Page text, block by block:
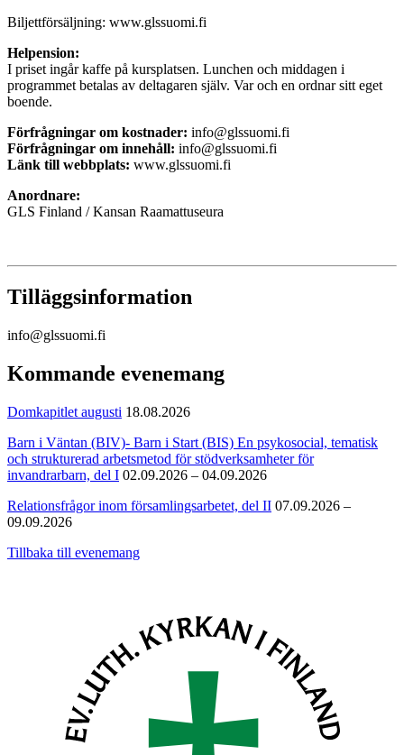
Biljettförsäljning: www.glssuomi.fi
Helpension:
I priset ingår kaffe på kursplatsen. Lunchen och middagen i
programmet betalas av deltagaren själv. Var och en ordnar sitt eget
boende.
Förfrågningar om kostnader: info@glssuomi.fi
Förfrågningar om innehåll: info@glssuomi.fi
Länk till webbplats: www.glssuomi.fi
Anordnare:
GLS Finland / Kansan Raamattuseura
Tilläggsinformation
info@glssuomi.fi
Kommande evenemang
Domkapitlet augusti 18.08.2026
Barn i Väntan (BIV)- Barn i Start (BIS) En psykosocial, tematisk
och strukturerad arbetsmetod för stödverksamheter för
invandrarbarn, del I 02.09.2026 – 04.09.2026
Relationsfrågor inom församlingsarbetet, del II 07.09.2026 –
09.09.2026
Tillbaka till evenemang